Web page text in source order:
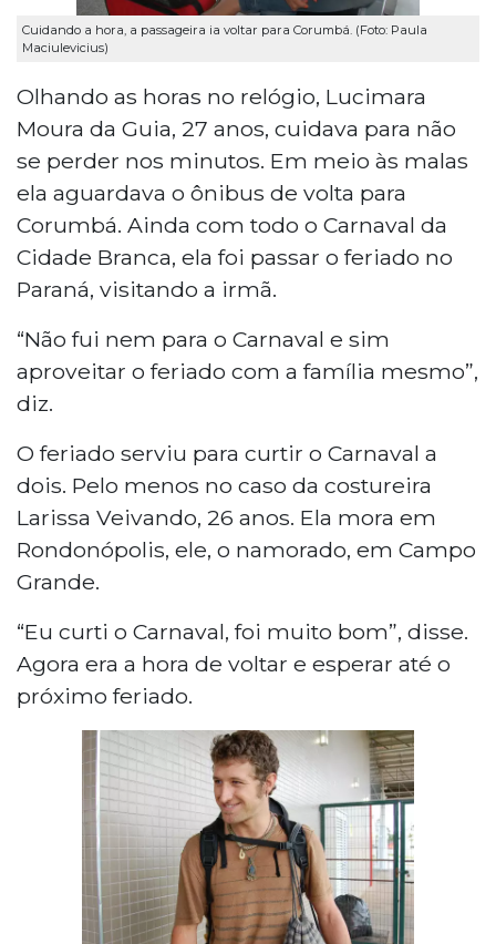
Cuidando a hora, a passageira ia voltar para Corumbá. (Foto: Paula
Maciulevicius)
Olhando as horas no relógio, Lucimara
Moura da Guia, 27 anos, cuidava para não
se perder nos minutos. Em meio às malas
ela aguardava o ônibus de volta para
Corumbá. Ainda com todo o Carnaval da
Cidade Branca, ela foi passar o feriado no
Paraná, visitando a irmã.
“Não fui nem para o Carnaval e sim
aproveitar o feriado com a família mesmo”,
diz.
O feriado serviu para curtir o Carnaval a
dois. Pelo menos no caso da costureira
Larissa Veivando, 26 anos. Ela mora em
Rondonópolis, ele, o namorado, em Campo
Grande.
“Eu curti o Carnaval, foi muito bom”, disse.
Agora era a hora de voltar e esperar até o
próximo feriado.